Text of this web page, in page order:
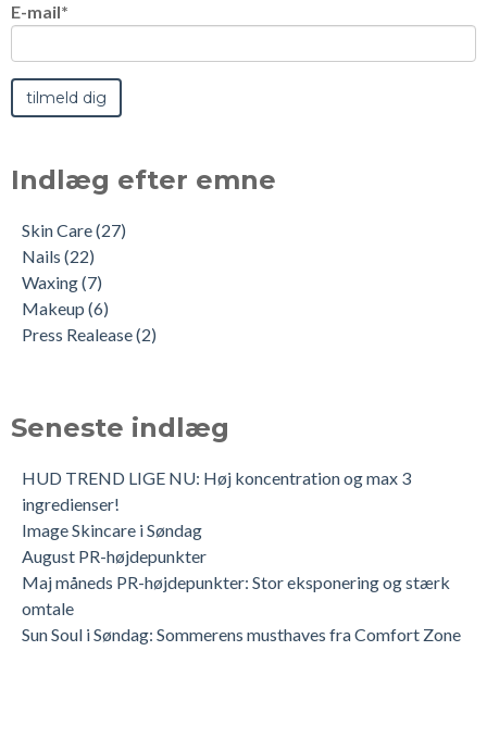
E-mail*
Indlæg efter emne
Skin Care(27)
Nails (22)
Waxing(7)
Makeup (6)
Press Realease(2)
Seneste indlæg
HUD TREND LIGE NU: Høj koncentration og max 3
ingredienser!
Image Skincare i Søndag
August PR-højdepunkter
Maj måneds PR-højdepunkter: Stor eksponering og stærk
omtale
Sun Soul i Søndag: Sommerens musthaves fra Comfort Zone